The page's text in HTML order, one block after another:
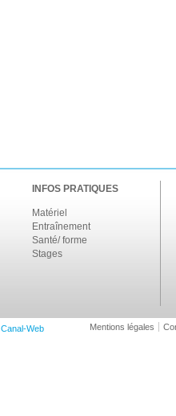
INFOS PRATIQUES
Matériel
Entraînement
Santé/ forme
Stages
Canal-Web Mentions légales